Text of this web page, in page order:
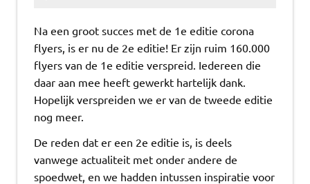
Na een groot succes met de 1e editie corona
flyers, is er nu de 2e editie! Er zijn ruim 160.000
flyers van de 1e editie verspreid. Iedereen die
daar aan mee heeft gewerkt hartelijk dank.
Hopelijk verspreiden we er van de tweede editie
nog meer.
De reden dat er een 2e editie is, is deels
vanwege actualiteit met onder andere de
spoedwet, en we hadden intussen inspiratie voor